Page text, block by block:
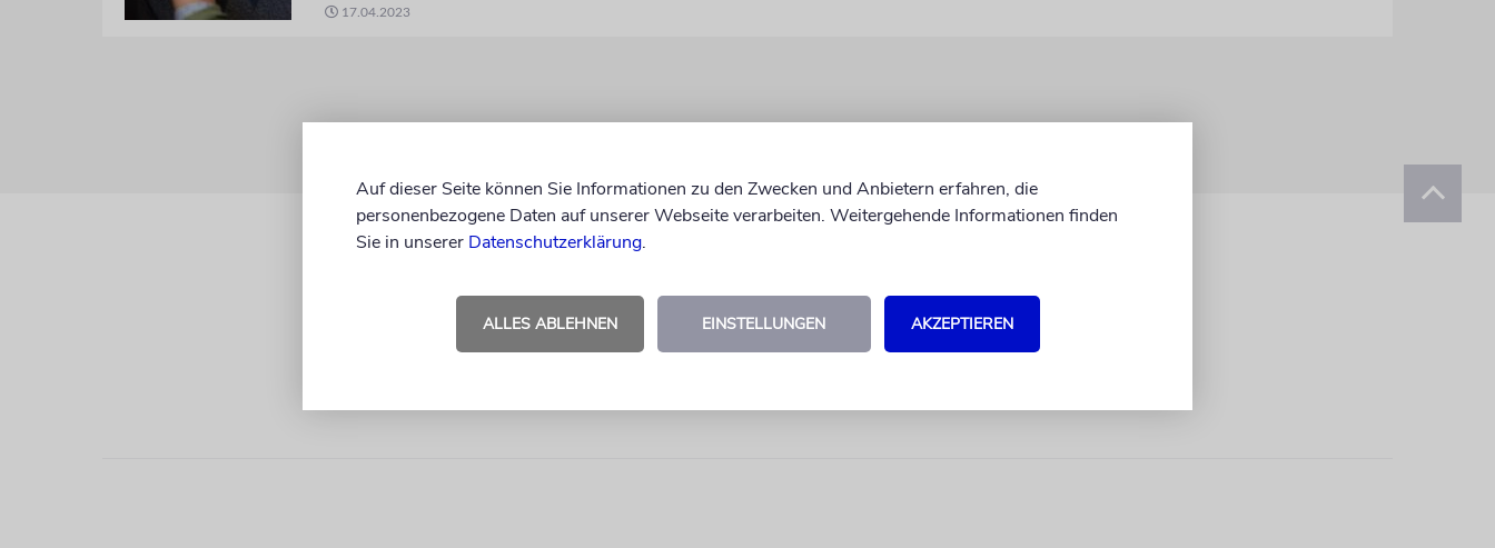
17.04.2023
Auf dieser Seite können Sie Informationen zu den Zwecken und Anbietern erfahren, die
personenbezogene Daten auf unserer Webseite verarbeiten. Weitergehende Informationen finden
Sie in unserer Datenschutzerklärung.
ALLES ABLEHNEN EINSTELLUNGEN AKZEPTIEREN